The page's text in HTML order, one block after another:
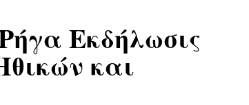
Εκδήλωσις
και